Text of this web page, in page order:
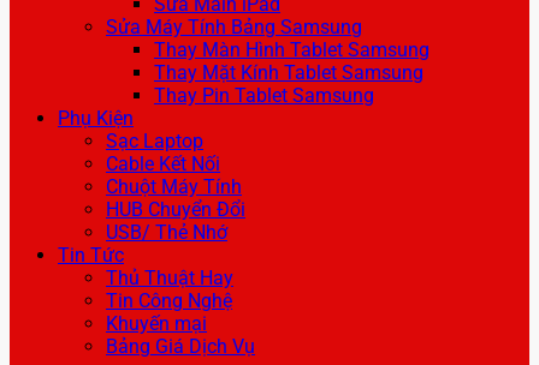
Sửa Máy Tính Bảng Samsung
Thay Màn Hình Tablet Samsung
Thay Mặt Kính Tablet Samsung
Thay Pin Tablet Samsung
Phụ Kiện
Sạc Laptop
Cable Kết Nối
Chuột Máy Tính
HUB Chuyển Đổi
USB/ Thẻ Nhớ
Tin Tức
Thủ Thuật Hay
Tin Công Nghệ
Khuyến mại
Bảng Giá Dịch Vụ